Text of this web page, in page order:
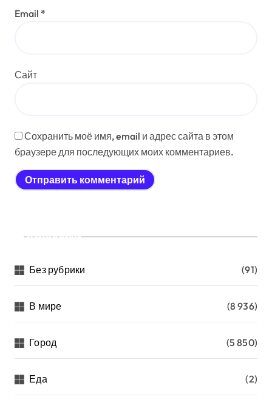
Email *
Сайт
Сохранить моё имя, email и адрес сайта в этом
браузере для последующих моих комментариев.
Рубрики
Без рубрики (91)
В мире (8 936)
Город (5 850)
Еда (2)